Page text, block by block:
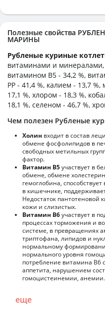
Полезные свойства
МАРИНЫ
Рубленые куриные
витаминами и минералами,
витамином B5 - 34,2 %,
PP - 41,4 %, калием - 13,7
17,1 %, хлором - 18,3 %,
18,1 %, селеном - 46,7 %,
Чем полезен Рубленые
Холин входит в состав
обмене фосфолипидов в
свободных метильных
фактор.
Витамин В5участвует в
обмене, обмене
гемоглобина,
в кишечнике,
Недостаток пантотеновой
кожи и слизистых.
Витамин В6участвует в
процессах торможения и
системе, в превращениях
триптофана, липидов и
нормальному
нормального уровня
потребление витамина В6
аппетита, нарушением
гомоцистеинемии, анемии.
еще